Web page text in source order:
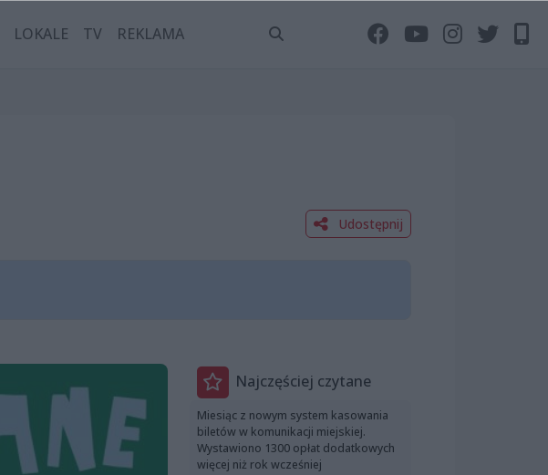
LOKALE TV REKLAMA
Udostępnij
Najczęściej czytane
Miesiąc z nowym system kasowania
biletów w komunikacji miejskiej.
Wystawiono 1300 opłat dodatkowych
więcej niż rok wcześniej